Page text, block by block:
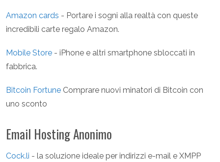
Amazon cards - Portare i sogni alla realtà con queste
incredibili carte regalo Amazon.
Mobile Store - iPhone e altri smartphone sbloccati in
fabbrica.
Bitcoin Fortune Comprare nuovi minatori di Bitcoin con
uno sconto
Email Hosting Anonimo
Cock.li - la soluzione ideale per indirizzi e-mail e XMPP